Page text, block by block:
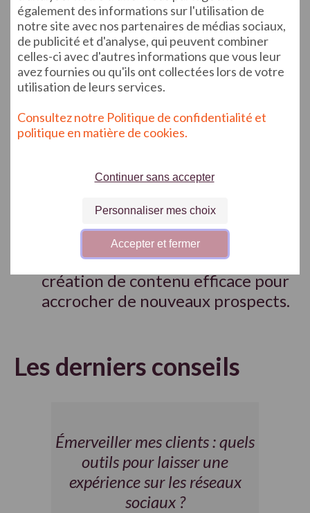
Des statistiques de performance :
Fournir des analyses de
performance pour chaque post,
et l'engagement, pour vous aider à
ajuster votre stratégie de
d'Astuces :Inclure une section de
blog ou de ressources avec des
conseils et des astuces sur la
création de contenu efficace pour
accrocher de nouveaux prospects.
Les derniers conseils
Émerveiller mes clients : quels
outils pour laisser une
expérience sur les réseaux
sociaux ?
également des informations sur l'utilisation de
notre site avec nos partenaires de médias sociaux,
de publicité et d'analyse, qui peuvent combiner
celles-ci avec d'autres informations que vous leur
avez fournies ou qu'ils ont collectées lors de votre
utilisation de leurs services.
Consultez notre Politique de confidentialité et
politique en matière de cookies.
Continuer sans accepter
Personnaliser mes choix
Accepter et fermer